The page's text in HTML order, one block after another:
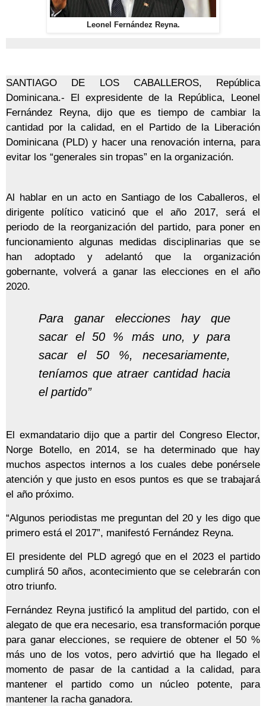
Leonel Fernández Reyna.
SANTIAGO DE LOS CABALLEROS, República
Dominicana.- El expresidente de la República, Leonel
Fernández Reyna, dijo que es tiempo de cambiar la
cantidad por la calidad, en el Partido de la Liberación
Dominicana (PLD) y hacer una renovación interna, para
evitar los “generales sin tropas” en la organización.
Al hablar en un acto en Santiago de los Caballeros, el
dirigente político vaticinó que el año 2017, será el
periodo de la reorganización del partido, para poner en
funcionamiento algunas medidas disciplinarias que se
han adoptado y adelantó que la organización
gobernante,volverá a ganar las elecciones en el año
2020.
Para ganar elecciones hay que
sacar el 50 % más uno, y para
sacar el 50 %, necesariamente,
teníamos que atraer cantidad hacia
el partido”
El exmandatario dijo que a partir del Congreso Elector,
Norge Botello, en 2014, se ha determinado que hay
muchos aspectos internos a los cuales debe ponérsele
atención y que justo en esos puntos es que se trabajará
el año próximo.
“Algunos periodistas me preguntan del 20 y les digo que
primero está el 2017”, manifestó Fernández Reyna.
El presidente del PLD agregó que en el 2023 el partido
cumplirá 50 años, acontecimiento que se celebrarán con
otro triunfo.
Fernández Reyna justificó la amplitud del partido, con el
alegato de que era necesario, esa transformación porque
para ganar elecciones, se requiere de obtener el 50 %
más uno de los votos, pero advirtió que ha llegado el
momento de pasar de la cantidad a la calidad, para
mantener el partido como un núcleo potente, para
mantener la racha ganadora.